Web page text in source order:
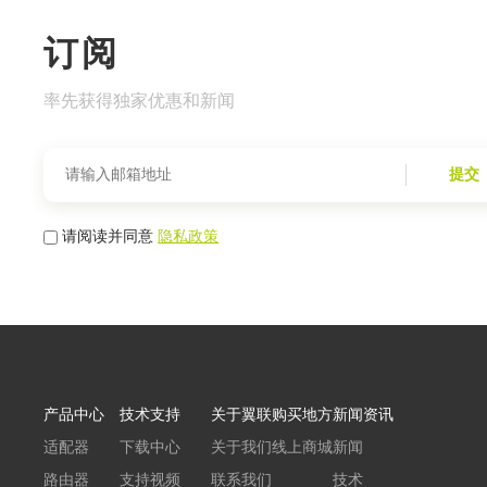
订阅
率先获得独家优惠和新闻
提交
请阅读并同意隐私政策
产品中心
适配器
路由器
技术支持
下载中心
支持视频
关于翼联
关于我们
联系我们
购买地方
线上商城
新闻资讯
新闻
技术